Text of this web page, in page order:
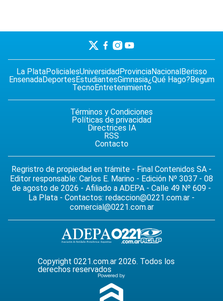
La PlataPolicialesUniversidadProvinciaNacionalBerisso
EnsenadaDeportesEstudiantesGimnasia¿Qué Hago?Begum
TecnoEntretenimiento
Términos y Condiciones
Políticas de privacidad
Directrices IA
RSS
Contacto
Regristro de propiedad en trámite - Final Contenidos SA -
Editor responsable: Carlos E. Marino - Edición Nº 3037 - 08
de agosto de 2026 - Afiliado a ADEPA - Calle 49 Nº 609 -
La Plata - Contactos: redaccion@0221.com.ar -
comercial@0221.com.ar
Copyright 0221.com.ar 2026. Todos los
derechos reservados